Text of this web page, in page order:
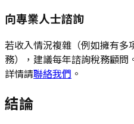
向專業人士諮詢
若收入情況複雜（例如擁有多
務），建議每年諮詢稅務顧問
詳情請聯絡我們 。
結論